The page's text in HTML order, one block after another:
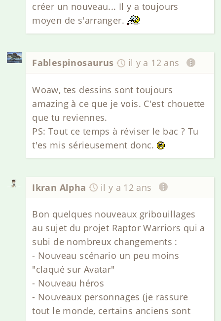
créer un nouveau... Il y a toujours
moyen de s'arranger.
Fablespinosaurus il y a 12 ans
Woaw, tes dessins sont toujours
amazing à ce que je vois. C'est chouette
que tu reviennes.
PS: Tout ce temps à réviser le bac ? Tu
t'es mis sérieusement donc.
Ikran Alpha il y a 12 ans
Bon quelques nouveaux gribouillages
au sujet du projet Raptor Warriors qui a
subi de nombreux changements :
- Nouveau scénario un peu moins
"claqué sur Avatar"
- Nouveau héros
- Nouveaux personnages (je rassure
tout le monde, certains anciens sont